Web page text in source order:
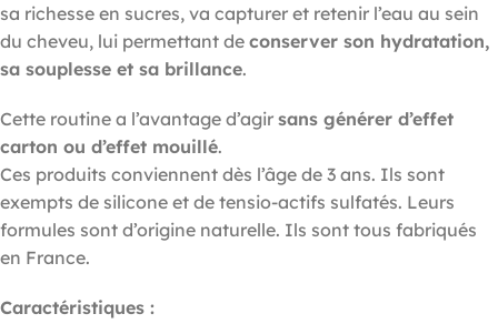
sa richesse en sucres, va capturer et retenir l’eau au sein
du cheveu, lui permettant de conserver son hydratation,
sa souplesse et sa brillance.
Cette routine a l’avantage d’agir sans générer d’effet
carton ou d’effet mouillé.
Ces produits conviennent dès l’âge de 3 ans. Ils sont
exempts de silicone et de tensio-actifs sulfatés. Leurs
formules sont d’origine naturelle. Ils sont tous fabriqués
en France.
Caractéristiques :